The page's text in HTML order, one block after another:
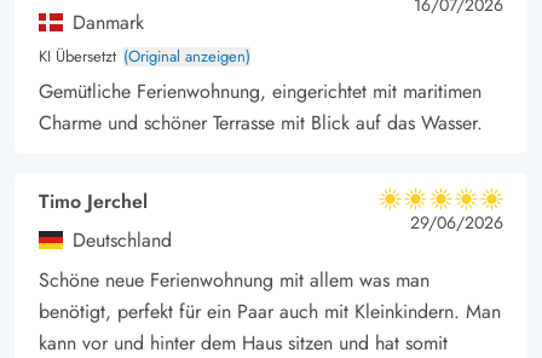
Stammgäste im Hafenbecken und stecken neugierig ihre Köpfe
aus dem Wasser.
Achtung liebe Hundbesitzer: Das Obergeschoss kann
nur durch eine Stahltreppe mit kleinen Löchern erreicht
Hunde.
Danmark
KI Übersetzt (Original anzeigen)
Gemütliche Ferienwohnung, eingerichtet mit maritimen
Charme und schöner Terrasse mit Blick auf das Wasser.
Timo Jerchel
Deutschland
5 von 5
5 von 5
5 out of 5
29/06/2026
Schöne neue Ferienwohnung mit allem was man
benötigt, perfekt für ein Paar auch mit Kleinkindern. Man
kann vor und hinter dem Haus sitzen und hat somit